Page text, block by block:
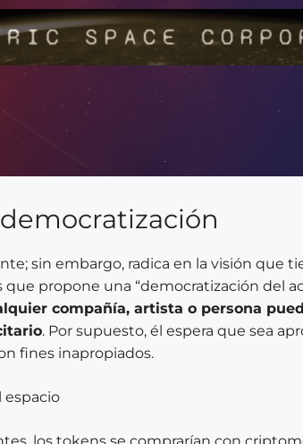
sin embargo, radica en la visión que
que propone una “democratización del
compañía, artista o persona
. Por supuesto, él espera que sea
fines inapropiados.
los tokens se comprarían con